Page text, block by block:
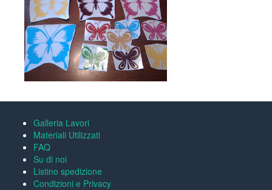
Galleria Lavori
Materiali Utilizzati
FAQ
Su di noi
Listino spedizione
Condizioni e Privacy